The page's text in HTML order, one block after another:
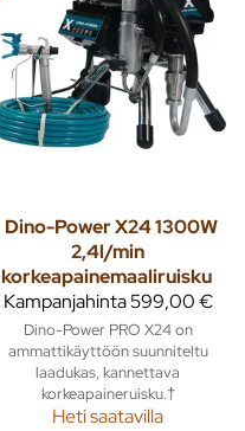
Dino-Power X24 1300W
2,4l/min
korkeapainemaaliruisku
Kampanjahinta599,00 €
Dino-Power PRO X24 on
ammattikäyttöön suunniteltu
laadukas, kannettava
korkeapaineruisku.†
Heti saatavilla